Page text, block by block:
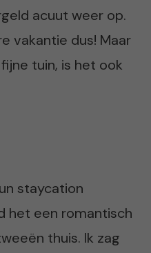
acuut weer op.
vakantie dus! Maar
tuin, is het ook
staycation
het een romantisch
thuis. Ik zag